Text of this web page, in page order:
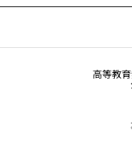
観光業界 進学ガイドブック
高等教